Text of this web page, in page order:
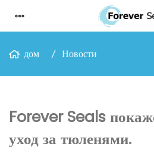
дом Новости
Forever Seals
уход за тюленями.